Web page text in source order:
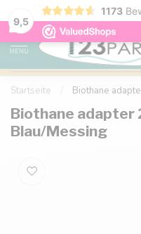
9,5
1173
Kostenlose Lieferung nach
MENU
Startseite Biothane
Biothane adapter
Blau/Messing